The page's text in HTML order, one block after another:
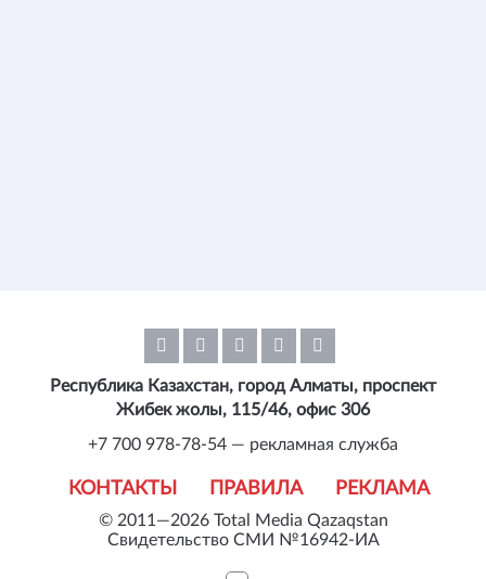
© 2011—2026 Total Media Qazaqstan
Свидетельство СМИ №16942-ИА
КОНТАКТЫ ПРАВИЛА РЕКЛАМА
Республика Казахстан, город Алматы, проспект
Жибек жолы, 115/46, офис 306
+7 700 978-78-54 — рекламная служба